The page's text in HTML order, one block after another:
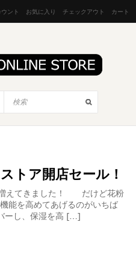
ント お気に入り チェックアウト カート
トア開店セール！
増えてきました！ だけど花粉
能を高めてあげるのがいちば
ーし、保湿を高 […]